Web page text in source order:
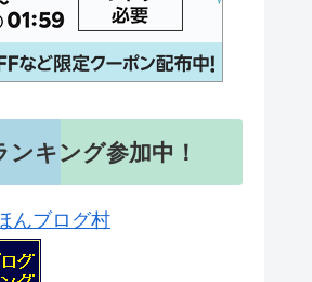
ンキング参加中！
んブログ村